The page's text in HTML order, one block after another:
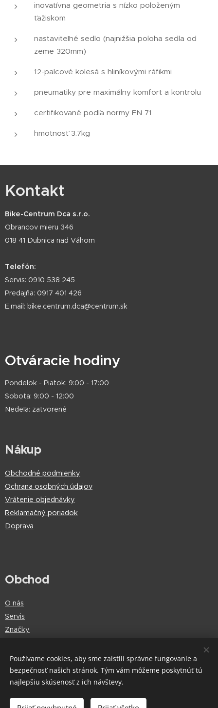
Do košíka
inovatívna geometria s nízko položeným
ťažiskom
nastaviteľné sedlo (najnižšia poloha sedla od
zeme 320mm)
12-palcové kolesá s hliníkovými ráfikmi
pneumatiky pre maximálny komfort a kontrolu
certifikované podľa normy EN 71
hmotnosť 3.7kg
Kontakt
Bike-Centrum Dca s.r.o.
Obrancov mieru 346
018 41 Dubnica nad Váhom
Telefón:
Servis: 0910 538 245
Predajňa: 0917 401 426
E.mail: bike.centrum.dca@centrum.sk
Otváracie hodiny
Pondelok - Piatok: 9:00 - 17:00
Sobota: 9:00 - 12:00
Nedeľa: zatvorené
Nákup
Obchodné podmienky
Ochrana osobných údajov
Vrátenie objednávky
Reklamačný poriadok
Doprava
Obchod
O nás
Servis
Značky
Cookies
Používame cookies, aby sme zaistili správne fungovanie a
bezpečnosť našich stránok. Tým vám môžeme poskytnúť tú
najlepšiu skúsenosť z ich návštevy.